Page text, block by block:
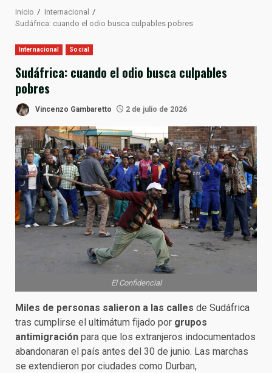
Inicio
Internacional
Sudáfrica: cuando el odio busca culpables pobres
Internacional Social
Sudáfrica: cuando el odio busca culpables
pobres
Vincenzo Gambaretto 2 de julio de 2026
El Confidencial
Miles de personas salieron a las calles de Sudáfrica
tras cumplirse el ultimátum fijado por grupos
antimigración para que los extranjeros indocumentados
abandonaran el país antes del 30 de junio. Las marchas
se extendieron por ciudades como Durban,